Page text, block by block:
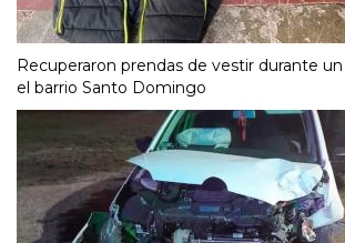
Recuperaron prendas de vestir durante
el barrio Santo Domingo